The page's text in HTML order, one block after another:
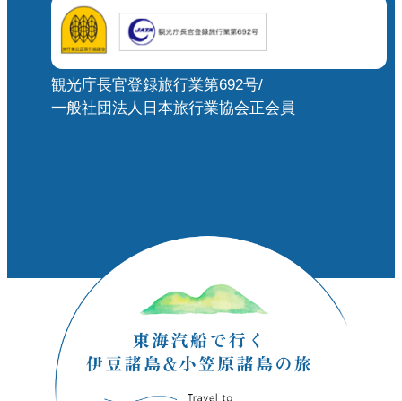
観光庁長官登録旅行業第692号/
一般社団法人日本旅行業協会正会員